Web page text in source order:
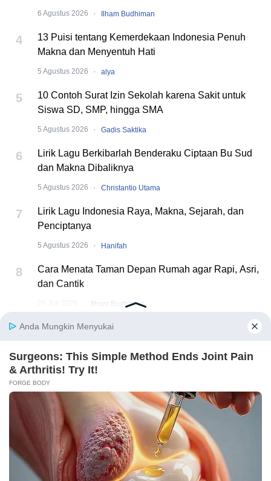
6 Agustus 2026 · Ilham Budhiman
4
13 Puisi tentang Kemerdekaan Indonesia Penuh
Makna dan Menyentuh Hati
5 Agustus 2026 · alya
5
10 Contoh Surat Izin Sekolah karena Sakit untuk
Siswa SD, SMP, hingga SMA
5 Agustus 2026 · Gadis Saktika
6
Lirik Lagu Berkibarlah Benderaku Ciptaan Bu Sud
dan Makna Dibaliknya
5 Agustus 2026 · Christantio Utama
7
Lirik Lagu Indonesia Raya, Makna, Sejarah, dan
Penciptanya
5 Agustus 2026 · Hanifah
8
Cara Menata Taman Depan Rumah agar Rapi, Asri,
dan Cantik
Ilham Budhiman
9
7 Ide Hiasan Agustusan Depan Rumah yang Murah
23 Juli 2026· Ilham Budhiman
10
Alam Sutera Luncurkan RUMI @ Cluster Aruna,
Hunian Modern Tropical 2 Lantai di Downtown Alam
Sutera
21 Juli 2026 Ilham Budhiman